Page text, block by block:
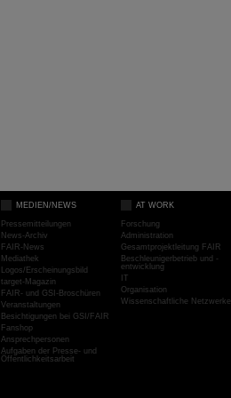
MEDIEN/NEWS
Pressemitteilungen
News-Archiv
FAIR-News
Mediathek
Logos/Erscheinungsbild
target-Magazin
FAIR- und GSI-Broschüren
Veranstaltungen
Besichtigungen bei GSI/FAIR
Fanshop
Ansprechpersonen
Aufgaben der Presse- und
Öffentlichkeitsarbeit
AT WORK
Forschung
Administration
Gesamtprojektleitung FAIR
Beschleunigerbetrieb und -
entwicklung
IT
Organisation
Wissenschaftliche Netzwerke